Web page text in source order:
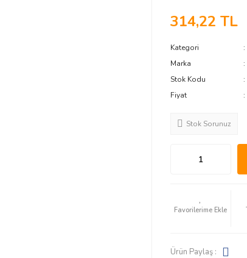
314,22 TL
Kategori
Marka
Stok Kodu
Fiyat
Stok Sorunuz
Ürün Paylaş :